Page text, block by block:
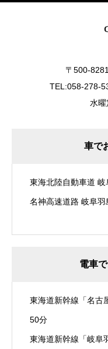
〒500-
TEL:058-278-
水曜
車で
東海北陸自動車道
名神高速道路 岐阜
電車
東海道新幹線「名
50分
東海道新幹線「岐